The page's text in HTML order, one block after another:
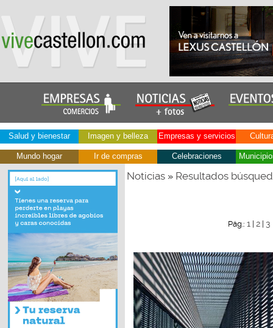
Salud y bienestar Imagen y belleza Empresas y servicios
Mundo hogar Ir de compras Celebraciones
Noticias» Resultados
Pág.: 1 2 3